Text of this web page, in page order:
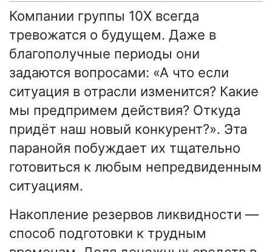
Компании группы 10X всегда
тревожатся о будущем. Даже в
благополучные периоды они
задаются вопросами: «А что если
ситуация в отрасли изменится? Какие
мы предпримем действия? Откуда
придёт наш новый конкурент?». Эта
паранойя побуждает их тщательно
готовиться к любым непредвиденным
ситуациям.
Накопление резервов ликвидности —
способ подготовки к трудным